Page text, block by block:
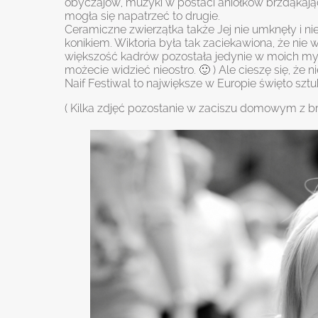
mogła się napatrzeć to drugie.
Ceramiczne zwierzątka także Jej nie umknęły i
konikiem. Wiktoria była tak zaciekawiona, że nie
większość kadrów pozostała jedynie w moich
możecie widzieć nieostro. 🙂 ) Ale cieszę się, że
Naif Festiwal to największe w Europie święto
( Kilka zdjęć pozostanie w zaciszu domowym z